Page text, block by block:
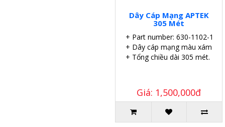
Dây Cáp Mạng APTEK
305 Mét
+ Part number: 630-1102-1
+ Dây cáp mạng màu xám.
+ Tổng chiều dài 305 mét.
Giá: 1,500,000đ